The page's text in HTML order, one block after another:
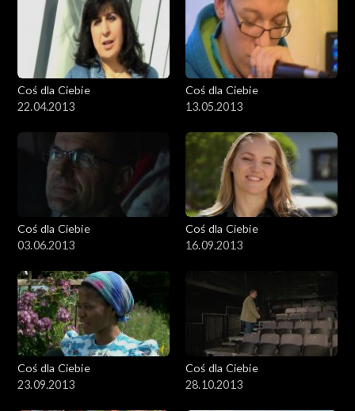
Coś dla Ciebie
22.04.2013
Coś dla Ciebie
13.05.2013
Coś dla Ciebie
03.06.2013
Coś dla Ciebie
16.09.2013
Coś dla Ciebie
23.09.2013
Coś dla Ciebie
28.10.2013